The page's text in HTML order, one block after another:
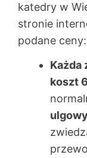
katedry w
stronie
podane ceny:
Każda
koszt
ulgowy